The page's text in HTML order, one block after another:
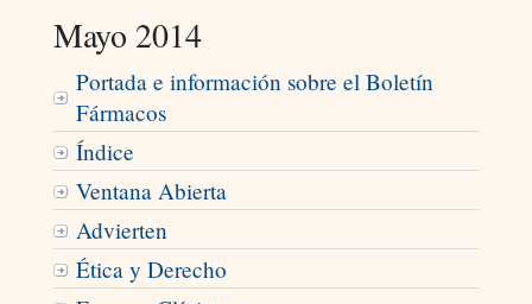
Mayo 2014
Portada e información sobre el Boletín
Fármacos
Índice
Ventana Abierta
Advierten
Ética y Derecho